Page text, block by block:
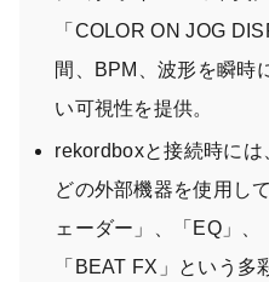
「COLOR ON JOG
間、BPM、波形を瞬時
い可視性を提供。
rekordboxと接続時に
どの外部機器を使用し
ェーダー」、「EQ」、
「BEAT FX」という